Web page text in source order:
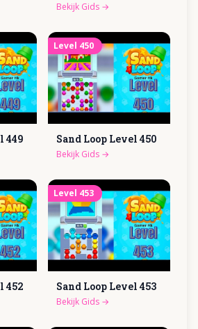
Bekijk Gids →
449
Level 450
Sand Loop Level 450
Bekijk Gids →
452
Level 453
Sand Loop Level 453
Bekijk Gids →